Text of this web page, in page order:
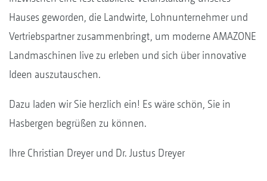
Hauses geworden, die Landwirte, Lohnunternehmer und
Vertriebspartner zusammenbringt, um moderne AMAZONE
Landmaschinen live zu erleben und sich über innovative
Ideen auszutauschen.
Dazu laden wir Sie herzlich ein! Es wäre schön, Sie in
Hasbergen begrüßen zu können.
Ihre Christian Dreyer und Dr. Justus Dreyer